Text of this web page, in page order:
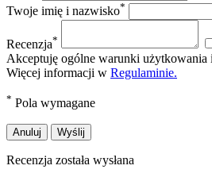
Twoje imię i nazwisko*
Recenzja*
Akceptuję ogólne warunki użytkowania
Więcej informacji w Regulaminie.
* Pola wymagane
Anuluj Wyślij
Recenzja została wysłana